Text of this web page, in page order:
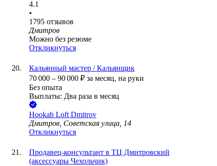
4.1
•
1795 отзывов
Дмитров
Можно без резюме
Откликнуться
Кальянный мастер / Кальянщик
70 000 – 90 000 ₽ за месяц, на руки
Без опыта
Выплаты: Два раза в месяц
Hookah Loft Dmitrov
Дмитров, Советская улица, 14
Откликнуться
Продавец-консультант в ТЦ Дмитровский
(аксессуары Чехольчик)